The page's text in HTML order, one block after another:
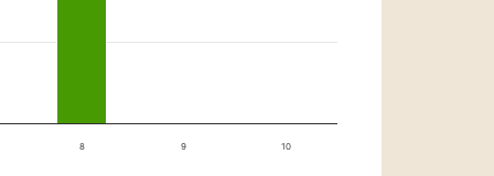
8 9 10